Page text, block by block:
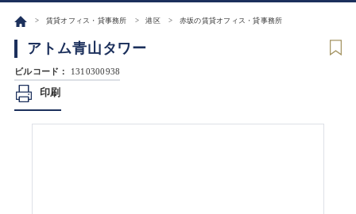
賃貸オフィス・貸事務所 港区 赤坂の賃貸オフィス・貸事務所
アトム青山タワー
ビルコード： 1310300938
印刷